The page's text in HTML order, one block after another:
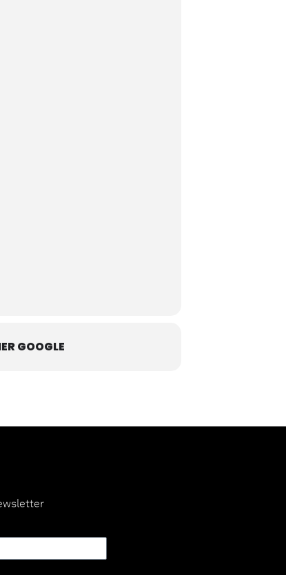
GOOGLE